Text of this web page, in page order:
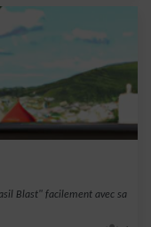
Blast" facilement avec sa